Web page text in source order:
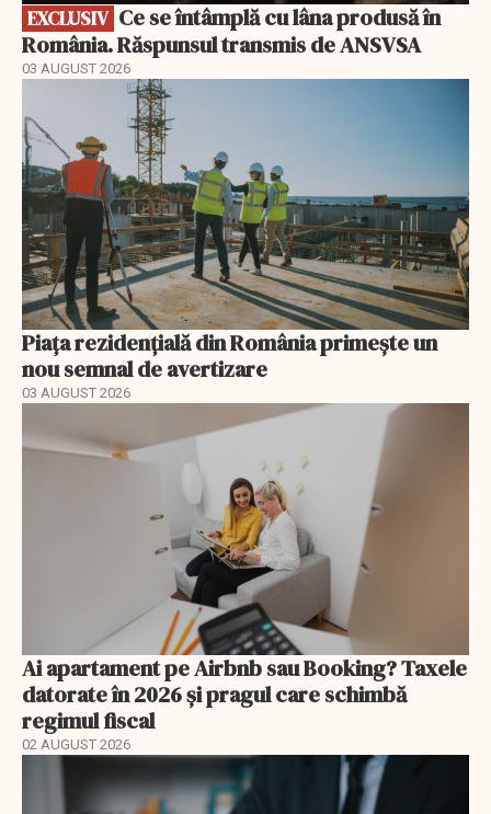
EXCLUSIV
România. Răspunsul transmis de ANSVSA
03 AUGUST 2026
Piața rezidențială din România primește un
nou semnal de avertizare
03 AUGUST 2026
Ai apartament pe Airbnb sau Booking? Taxele
datorate în 2026 și pragul care schimbă
regimul fiscal
02 AUGUST 2026